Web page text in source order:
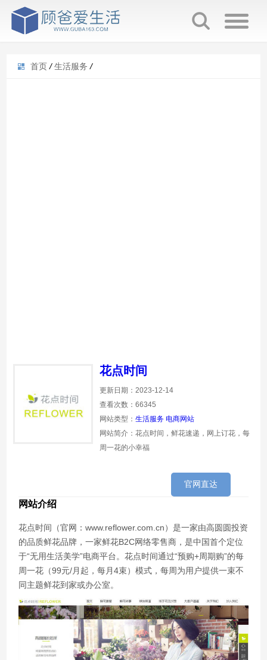
首页 / 生活服务 /
花点时间
更新日期：2023-12-14
查看次数：66345
网站类型：生活服务 电商网站
网站简介：花点时间，鲜花速递，网上订花，每
周一花的小幸福
官网直达
网站介绍
花点时间（官网：www.reflower.com.cn）是一家由高圆圆投资
的品质鲜花品牌，一家鲜花B2C网络零售商，是中国首个定位
于“无用生活美学”电商平台。花点时间通过“预购+周期购”的每
周一花（99元/月起，每月4束）模式，每周为用户提供一束不
同主题鲜花到家或办公室。